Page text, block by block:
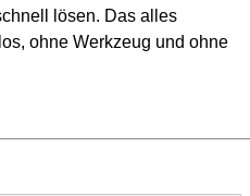
lösen. Das alles
ohne Werkzeug und ohne